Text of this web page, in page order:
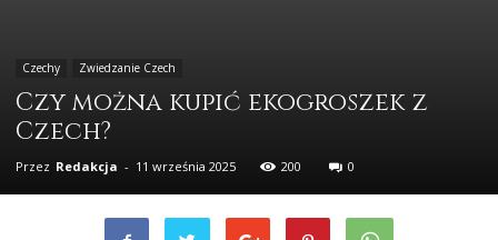
Czechy Zwiedzanie Czech
Czy można kupić ekogroszek z
Czech?
Przez Redakcja - 11 września 2025 200 0